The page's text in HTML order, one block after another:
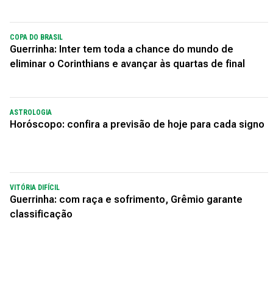
COPA DO BRASIL
Guerrinha: Inter tem toda a chance do mundo de
eliminar o Corinthians e avançar às quartas de final
ASTROLOGIA
Horóscopo: confira a previsão de hoje para cada signo
VITÓRIA DIFÍCIL
Guerrinha: com raça e sofrimento, Grêmio garante
classificação